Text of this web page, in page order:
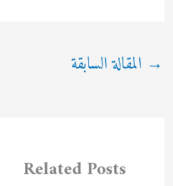
→ المقالة السابقة
Related Posts